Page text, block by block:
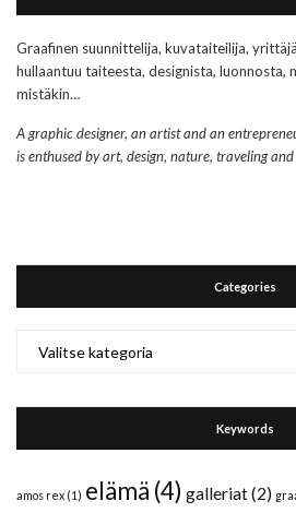
Graafinen suunnittelija, kuvataiteilija,
hullaantuu taiteesta, designista, luonnosta,
mistäkin…
A graphic designer, an artist and an
is enthused by art, design, nature, traveling
Categories
Keywords
amos rex (1) elämä (4) galleriat(2)